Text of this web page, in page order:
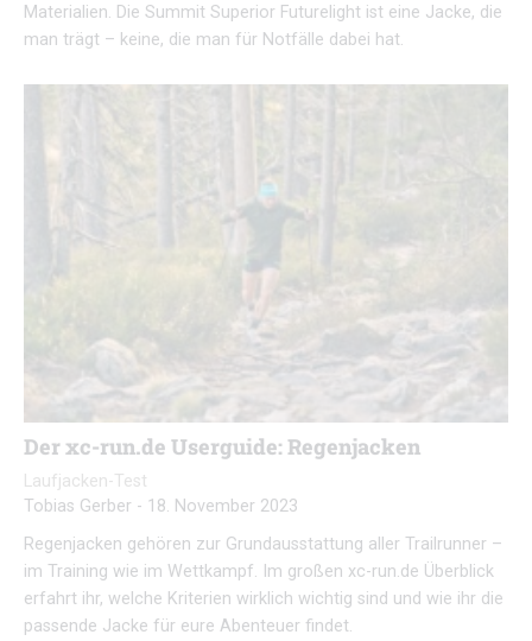
Materialien. Die Summit Superior Futurelight ist eine Jacke, die
man trägt – keine, die man für Notfälle dabei hat.
Der xc-run.de Userguide: Regenjacken
Laufjacken-Test
Tobias Gerber - 18. November 2023
Regenjacken gehören zur Grundausstattung aller Trailrunner –
im Training wie im Wettkampf. Im großen xc-run.de Überblick
erfahrt ihr, welche Kriterien wirklich wichtig sind und wie ihr die
passende Jacke für eure Abenteuer findet.